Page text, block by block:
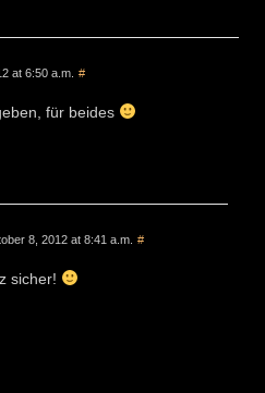
at 6:50 a.m. #
für beides
8, 2012 at 8:41 a.m. #
sicher!